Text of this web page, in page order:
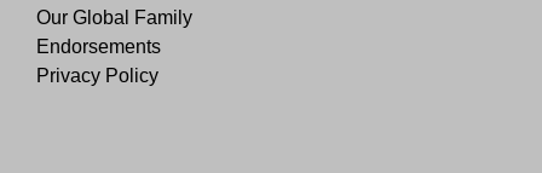
Our Global Family
Endorsements
Privacy Policy